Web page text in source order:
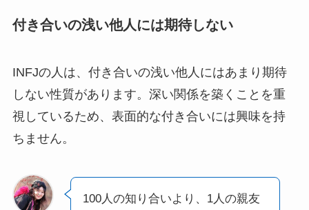
付き合いの浅い他人には期待しない
INFJの人は、付き合いの浅い他人にはあまり期待
しない性質があります。深い関係を築くことを重
視しているため、表面的な付き合いには興味を持
ちません。
100人の知り合いより、1人の親友